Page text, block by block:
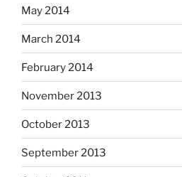
May 2014
March 2014
February 2014
November 2013
October 2013
September 2013